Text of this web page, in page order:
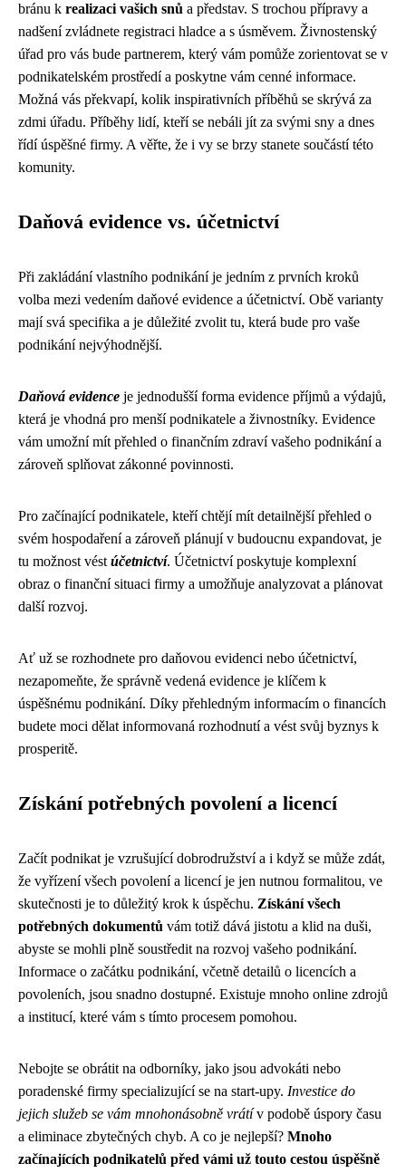
bránu k realizaci vašich snů a představ. S trochou přípravy a
nadšení zvládnete registraci hladce a s úsměvem. Živnostenský
úřad pro vás bude partnerem, který vám pomůže zorientovat se v
podnikatelském prostředí a poskytne vám cenné informace.
Možná vás překvapí, kolik inspirativních příběhů se skrývá za
zdmi úřadu. Příběhy lidí, kteří se nebáli jít za svými sny a dnes
řídí úspěšné firmy. A věřte, že i vy se brzy stanete součástí této
komunity.
Daňová evidence vs. účetnictví
Při zakládání vlastního podnikání je jedním z prvních kroků
volba mezi vedením daňové evidence a účetnictví. Obě varianty
mají svá specifika a je důležité zvolit tu, která bude pro vaše
podnikání nejvýhodnější.
Daňová evidence je jednodušší forma evidence příjmů a výdajů,
která je vhodná pro menší podnikatele a živnostníky. Evidence
vám umožní mít přehled o finančním zdraví vašeho podnikání a
zároveň splňovat zákonné povinnosti.
Pro začínající podnikatele, kteří chtějí mít detailnější přehled o
svém hospodaření a zároveň plánují v budoucnu expandovat, je
tu možnost vést účetnictví. Účetnictví poskytuje komplexní
obraz o finanční situaci firmy a umožňuje analyzovat a plánovat
další rozvoj.
Ať už se rozhodnete pro daňovou evidenci nebo účetnictví,
nezapomeňte, že správně vedená evidence je klíčem k
úspěšnému podnikání. Díky přehledným informacím o financích
budete moci dělat informovaná rozhodnutí a vést svůj byznys k
prosperitě.
Získání potřebných povolení a licencí
Začít podnikat je vzrušující dobrodružství a i když se může zdát,
že vyřízení všech povolení a licencí je jen nutnou formalitou, ve
skutečnosti je to důležitý krok k úspěchu. Získání všech
potřebných dokumentů vám totiž dává jistotu a klid na duši,
abyste se mohli plně soustředit na rozvoj vašeho podnikání.
Informace o začátku podnikání, včetně detailů o licencích a
povoleních, jsou snadno dostupné. Existuje mnoho online zdrojů
a institucí, které vám s tímto procesem pomohou.
Nebojte se obrátit na odborníky, jako jsou advokáti nebo
poradenské firmy specializující se na start-upy. Investice do
jejich služeb se vám mnohonásobně vrátív podobě úspory času
a eliminace zbytečných chyb. A co je nejlepší? Mnoho
začínajících podnikatelů před vámi už touto cestou úspěšně